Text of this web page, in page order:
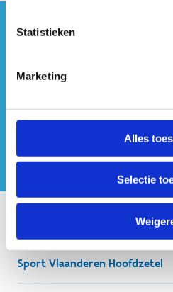
Statistieken
Marketing
Alles
Selectie
Sport Vlaanderen Hoofdzetel